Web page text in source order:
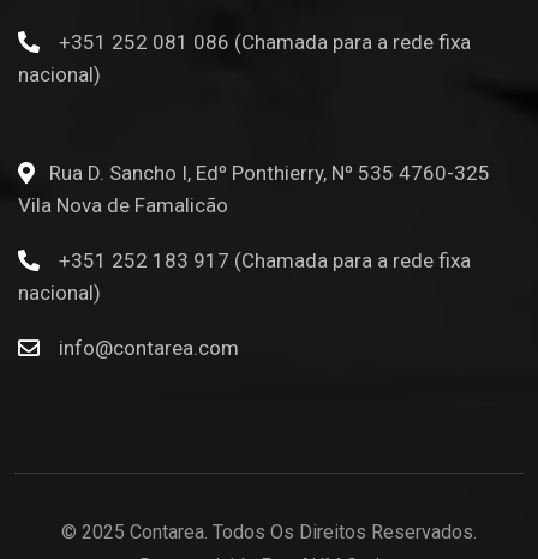
+351 252 081 086 (Chamada para a rede fixa
nacional)
Rua D. Sancho I, Edº Ponthierry, Nº 535 4760-325
Vila Nova de Famalicão
+351 252 183 917 (Chamada para a rede fixa
nacional)
info@contarea.com
© 2025 Contarea. Todos Os Direitos Reservados.